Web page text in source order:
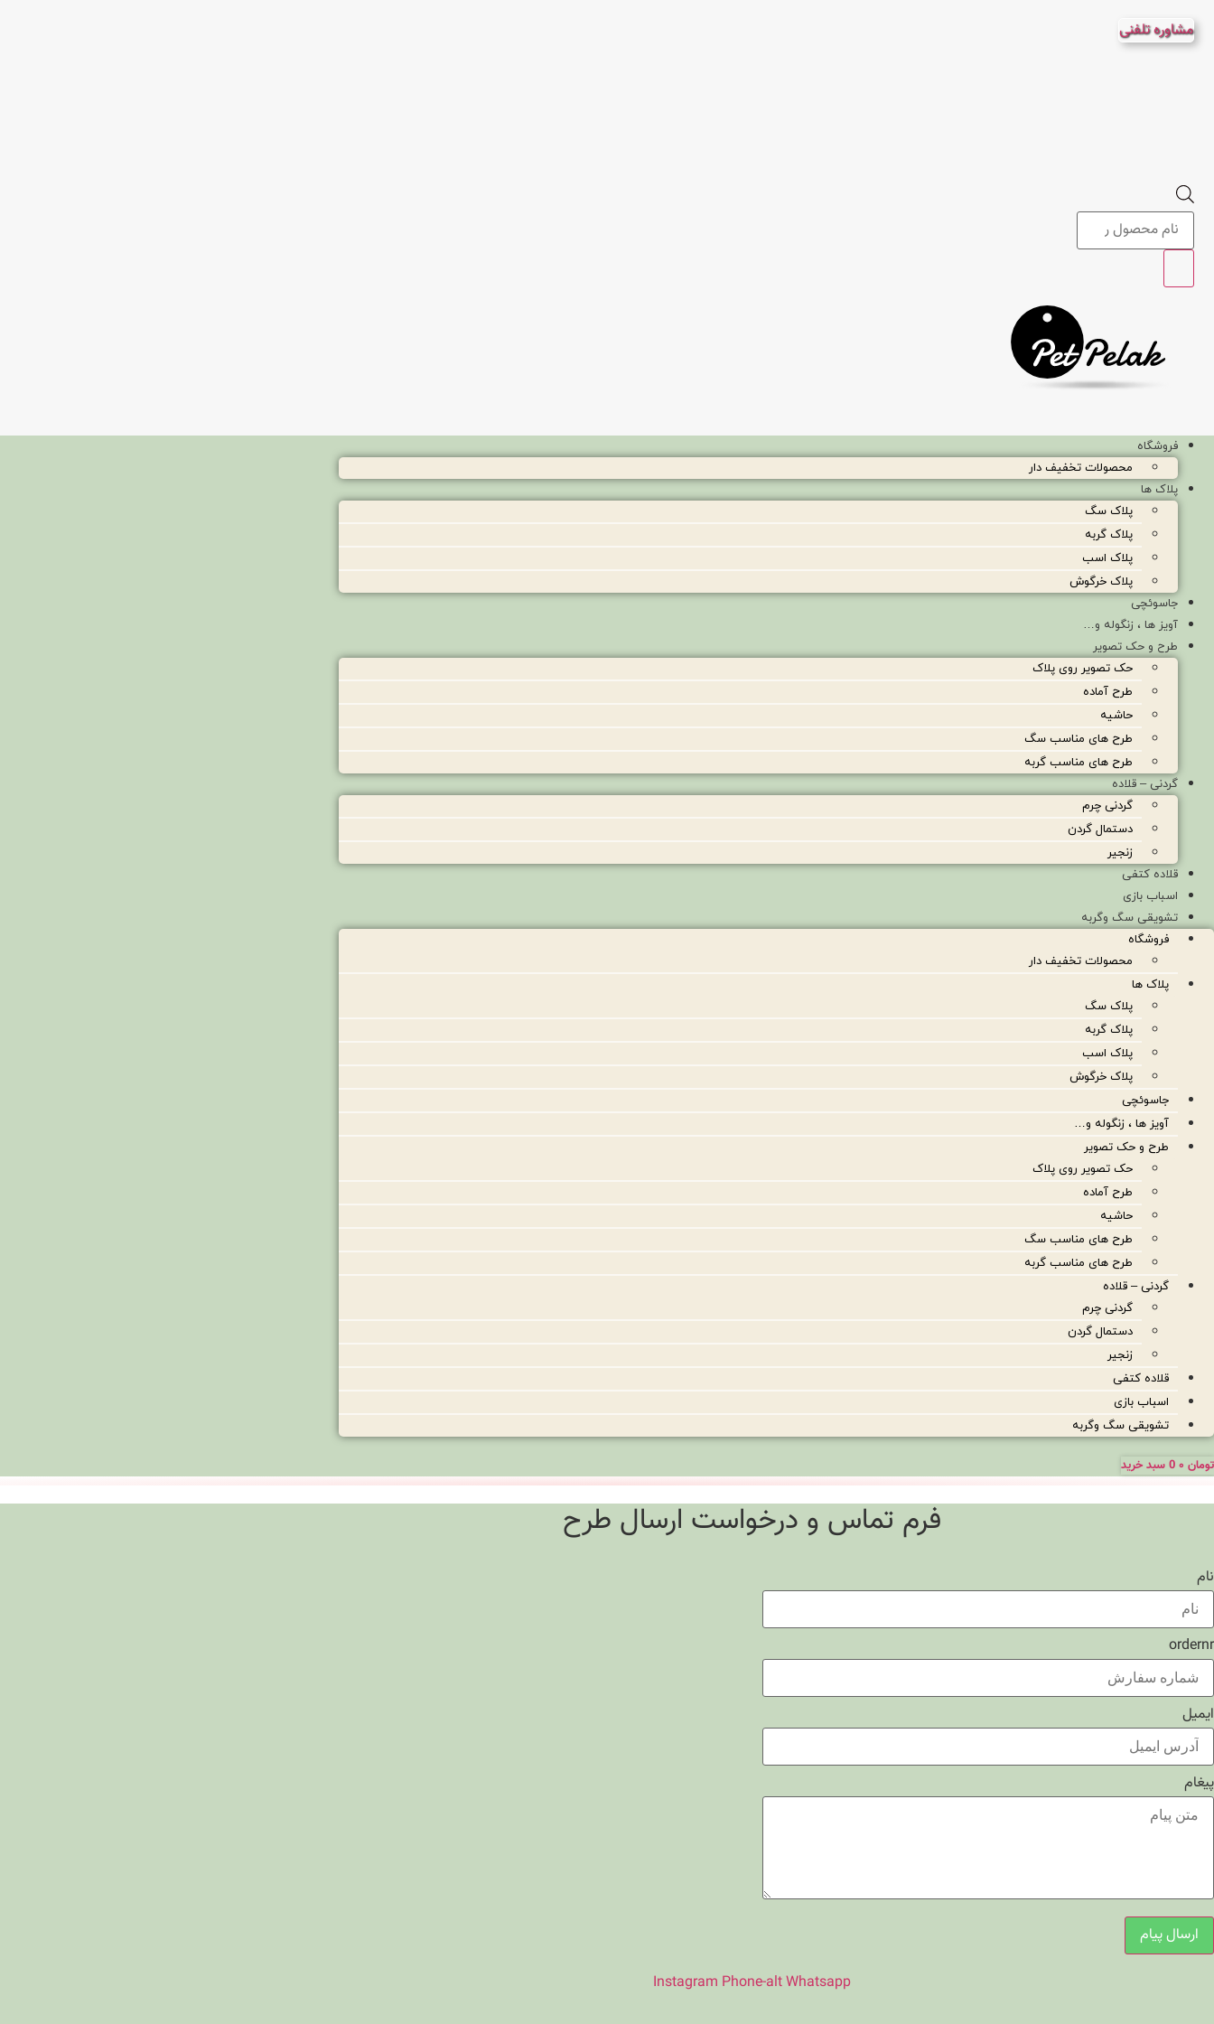
محتوا
مشاوره تلفنی
Products
search
فروشگاه
محصولات تخفیف دار
پلاک ها
پلاک سگ
پلاک گربه
پلاک اسب
پلاک خرگوش
جاسوئچی
آویز ها ، زنگوله و…
طرح و حک تصویر
حک تصویر روی پلاک
طرح آماده
حاشیه
طرح های مناسب سگ
طرح های مناسب گربه
گردنی – قلاده
گردنی چرم
دستمال گردن
زنجیر
قلاده کتفی
اسباب بازی
تشویقی سگ وگربه
فروشگاه
محصولات تخفیف دار
پلاک ها
پلاک سگ
پلاک گربه
پلاک اسب
پلاک خرگوش
جاسوئچی
آویز ها ، زنگوله و…
طرح و حک تصویر
حک تصویر روی پلاک
طرح آماده
حاشیه
طرح های مناسب سگ
طرح های مناسب گربه
گردنی – قلاده
گردنی چرم
دستمال گردن
زنجیر
قلاده کتفی
اسباب بازی
تشویقی سگ وگربه
تومان 0 سبد خرید
فرم تماس و درخواست ارسال طرح
نام
ordernr
ایمیل
پیغام
ارسال پیام
Instagram Phone-altWhatsapp